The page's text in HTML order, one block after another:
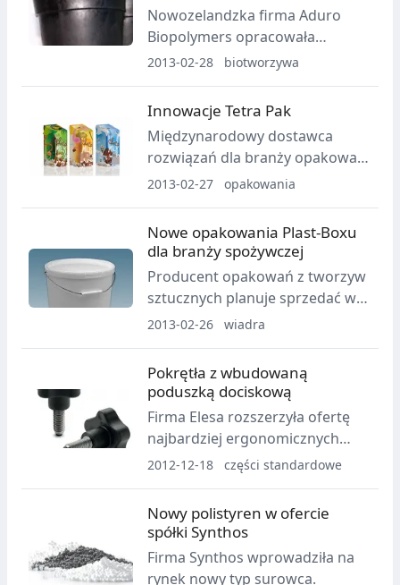
Nowozelandzka firma Aduro
Biopolymers opracowała
technologię wytwarzania
pochodzących z uboju zwierząt.
2013-02-28 biotworzywa
Innowacje Tetra Pak
Międzynarodowy dostawca
rozwiązań dla branży opakowań
zapowiedział nowości w swojej
2013-02-27 opakowania
Nowe opakowania Plast-Boxu
dla branży spożywczej
Producent opakowań z tworzyw
sztucznych planuje sprzedać w
tym roku 1 mln sztuk nowych
2013-02-26 wiadra
Pokrętła z wbudowaną
poduszką dociskową
Firma Elesa rozszerzyła ofertę
najbardziej ergonomicznych
pokręteł VC.692 o nowe
powierzchnię przed
uszkodzeniem lub
zarysowaniem.
2012-12-18 części standardowe
Nowy polistyren w ofercie
spółki Synthos
Firma Synthos wprowadziła na
rynek nowy typ surowca.